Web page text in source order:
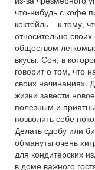
что-нибудь с кофе
коктейль – к тому,
относительно
обществом
вкусы. Сон, в
говорит о том, что
своих начинаниях.
жизни завести
полезным и
позволить себе
Делать сдобу или
обмануты очень
для кондитерских
в доме важного